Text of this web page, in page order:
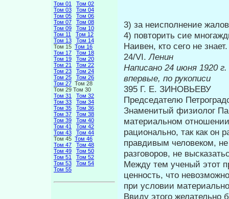
Том 01
Том 02
Том 03
Том 04
Том 05
Том 06
Том 07
Том 08
Том 09
Том 10
Том 11
Том 12
Том 13
Том 14
Том 15 Том 16
Том 17
Том 18
Том 19
Том 20
Том 21
Том 22
Том 23
Том 24
Том 25
Том 26
Том 27 Том 28
Том 29 Том 30
Том 31
Том 32
Том 33
Том 34
Том 35
Том 36
Том 37
Том 38
Том 39
Том 40
Том 41
Том 42
Том 43
Том 44
Том 45 Том 46
Том 47
Том 48
Том 49
Том 50
Том 51
Том 52
Том 53
Том 54
Том 55
3) за неисполнение
4) повторить сие
Наивен, кто сего не знает.
24/VI.Ленин
Написано 24
впервые, по рукописи
395 Г. Е. ЗИНОВЬЕВУ
Председателю
Знаменитый физиолог
материаль­ном
рационально, так как он
правдивым человеком,
разговоров, не
Между тем ученый этот
ценность, что
при условии
Ввиду этого